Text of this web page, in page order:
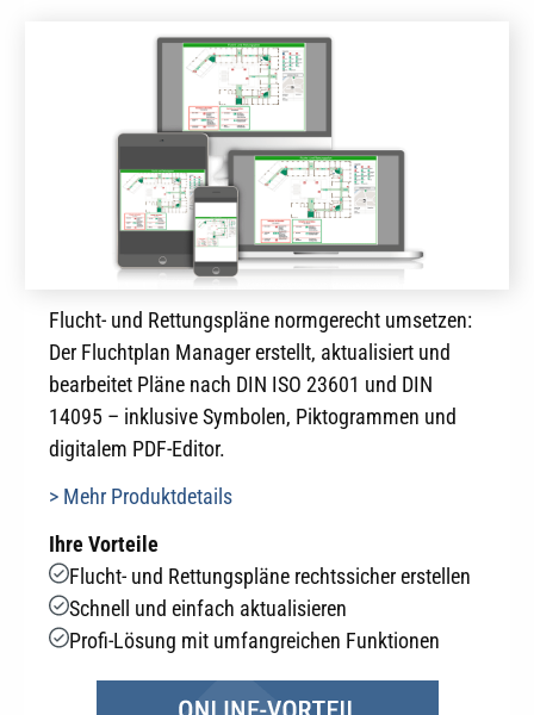
Flucht- und Rettungspläne normgerecht umsetzen:
Der Fluchtplan Manager erstellt, aktualisiert und
bearbeitet Pläne nach DIN ISO 23601 und DIN
14095 – inklusive Symbolen, Piktogrammen und
digitalem PDF-Editor.
> Mehr Produktdetails
Ihre Vorteile
Flucht- und Rettungspläne rechtssicher erstellen
Schnell und einfach aktualisieren
Profi-Lösung mit umfangreichen Funktionen